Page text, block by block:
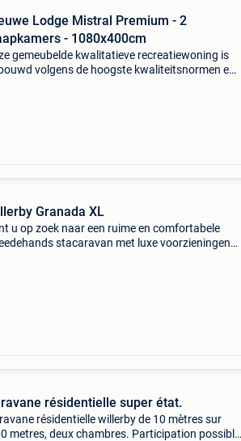
Lodge Mistral Premium - 2
- 1080x400cm
gemeubelde kwalitatieve recreatiewoning is
volgens de hoogste kwaliteitsnormen en
Granada XL
u op zoek naar een ruime en comfortabele
stacaravan met luxe voorzieningen?
résidentielle super état.
résidentielle willerby de 10 mètres sur
metres, deux chambres. Participation possible